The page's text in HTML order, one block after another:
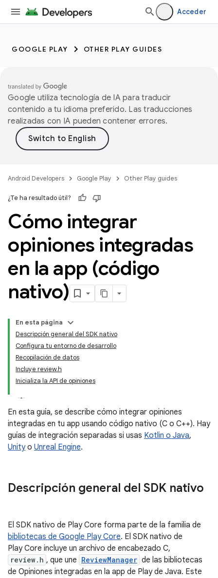
Acceder
GOOGLE PLAY OTHER PLAY GUIDES
Google utiliza tecnología de IA para traducir
contenido a tu idioma preferido. Las traducciones
realizadas con IA pueden contener errores.
Android Developers Google Play Other Play guides
¿Te ha resultado útil?
Cómo integrar
opiniones integradas
en la app (código
nativo)
En esta página
Descripción general del SDK nativo
Configura tu entorno de desarrollo
Recopilación de datos
Incluye review.h
Inicializa la API de opiniones
En esta guía, se describe cómo integrar opiniones
integradas en tu app usando código nativo (C o C++). Hay
guías de integración separadas si usas Kotlin o Java,
Unityo Unreal Engine.
Descripción general del SDK nativo
El SDK nativo de Play Core forma parte de la familia de
bibliotecas de Google Play Core. El SDK nativo de
Play Core incluye un archivo de encabezado C,
review.h , que une ReviewManager de las bibliotecas
de Opiniones integradas en la app de Play de Java. Este